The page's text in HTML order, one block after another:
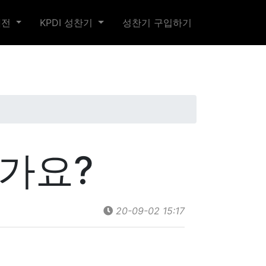
KPDI 성찬기 성찬기 구입하기
요?
20-09-02 15:17